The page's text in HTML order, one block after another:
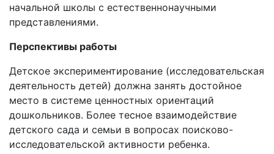
начальной школы с естественнонаучными
представлениями.
Перспективы работы
Детское экспериментирование (исследовательская
деятельность детей) должна занять достойное
место в системе ценностных ориентаций
дошкольников. Более тесное взаимодействие
детского сада и семьи в вопросах поисково-
исследовательской активности ребенка.